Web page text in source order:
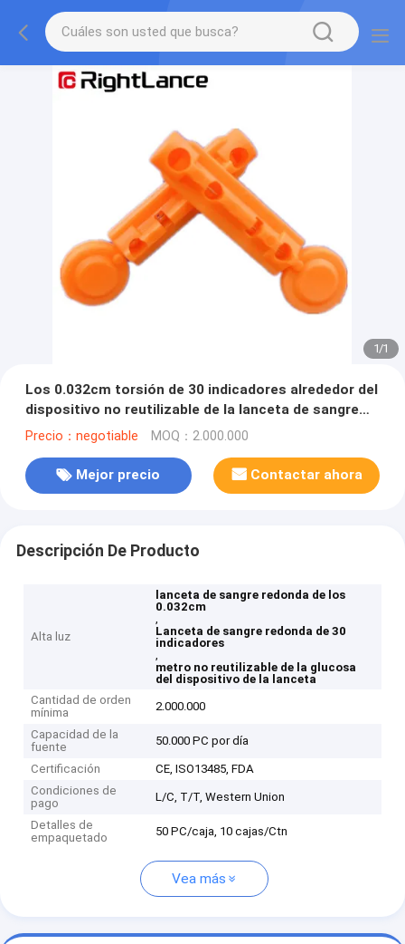
1/1
Los 0.032cm torsión de 30 indicadores alrededor del
dispositivo no reutilizable de la lanceta de sangre
para el metro de la glucosa
Precio：negotiable MOQ：2.000.000
Mejor precio Contactar ahora
Descripción De Producto
Alta luz
lanceta de sangre redonda de los
0.032cm
,
Lanceta de sangre redonda de 30
indicadores
,
metro no reutilizable de la glucosa
del dispositivo de la lanceta
Cantidad de orden
mínima
2.000.000
Capacidad de la
fuente
50.000 PC por día
Certificación
CE, ISO13485, FDA
Condiciones de
pago
L/C, T/T, Western Union
Detalles de
empaquetado
50 PC/caja, 10 cajas/Ctn
Vea más